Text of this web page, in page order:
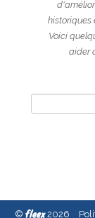
historiques
Voici
aider
© fleex2026